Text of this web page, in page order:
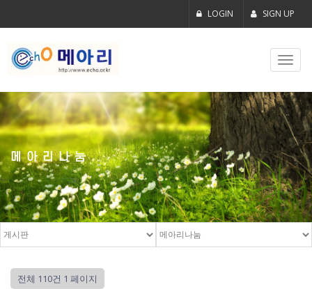
LOGIN SIGN UP
메아리나눔
전체 110건 1 페이지